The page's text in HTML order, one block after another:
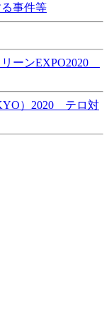
事件等
ーンEXPO2020
）2020 テロ対